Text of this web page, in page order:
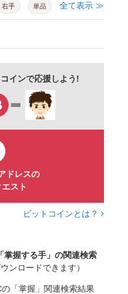
右手 単品 全て表示 ≫
インで応援しよう!
ドレスの
スト
ビットコインとは？
掌握する手」の関連検索
ンロードできます）
「掌握」関連検索結果